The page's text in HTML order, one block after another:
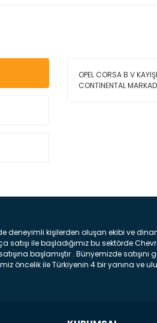
OPEL CORSA B V
CONTİNENTAL
deneyimli kişilerden oluşan ekibi ve
satışı ile başladığımız bu sektörde
başlamıştır . Bünyemizde
öncelik ile Türkiyenin 4 bir yanına ve
sağlayacaktır. Ön Tampon :
durmayı sağlayan aksam parçadır